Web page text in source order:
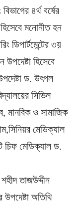
৪র্থ বর্ষের
মনোনীত হন
ডিপার্টমেন্টের ৩য়
উপদেষ্টা হিসেবে
ড. উৎপল
সিভিল
মানবিক ও সামাজিক
মেডিক্যাল
চিফ মেডিক্যাল ড.
তাজউদ্দীন
অতিথি